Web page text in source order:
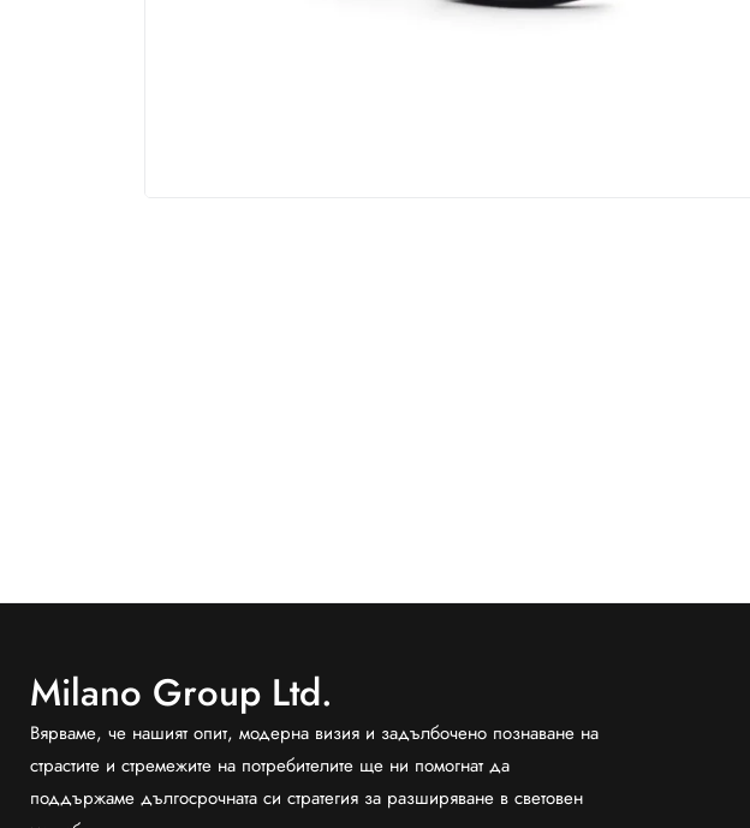
Milano Group Ltd.
Вярваме, че нашият опит, модерна визия и задълбочено познаване на
страстите и стремежите на потребителите ще ни помогнат да
поддържаме дългосрочната си стратегия за разширяване в световен